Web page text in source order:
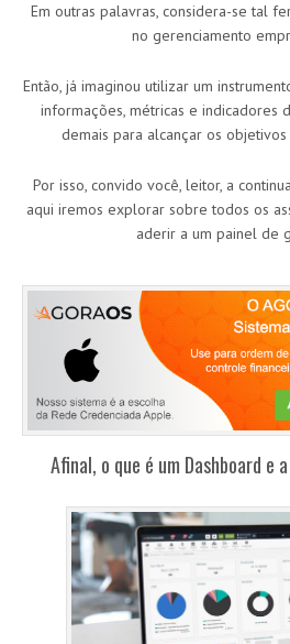
Em outras palavras, considera-se tal
no gerenciamento
Então, já imaginou utilizar um
informações, métricas e indicadores
demais para alcançar os
Por isso, convido você, leitor, a
aqui iremos explorar sobre todos os
aderir a um painel de
Afinal, o que é um Dashboard e